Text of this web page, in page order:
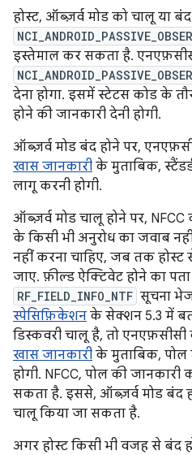
होस्ट, ऑब्ज़र्व मोड को चालू या
इस्तेमाल कर सकता है.
देना होगा. इसमें स्टेटस कोड के
होने की जानकारी देनी होगी.
ऑब्ज़र्व मोड बंद होने पर,
खास जानकारी के मुताबिक,
लागू करनी होगी.
ऑब्ज़र्व मोड चालू होने पर,
के किसी भी अनुरोध का जवाब
नहीं करना चाहिए, जब तक
जाए. फ़ील्ड ऐक्टिवेट होने का
RF_FIELD_INFO_NTF सूचना
स्पेसिफ़िकेशन के सेक्शन 5.3 में
डिस्कवरी चालू है, तो एनएफ़सीसी
खास जानकारी के मुताबिक, पोल
होगी. NFCC, पोल की
सकता है. इससे, ऑब्ज़र्व मोड बंद
चालू किया जा सकता है.
अगर होस्ट किसी भी वजह से बंद